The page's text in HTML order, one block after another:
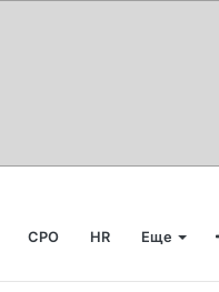
СРО HR Еще